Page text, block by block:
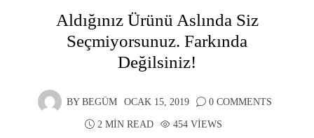
Aldığınız Ürünü Aslında Siz
Seçmiyorsunuz. Farkında
Değilsiniz!
BY BEGÜM OCAK 15, 2019 0 COMMENTS
2 MIN READ 454 VIEWS